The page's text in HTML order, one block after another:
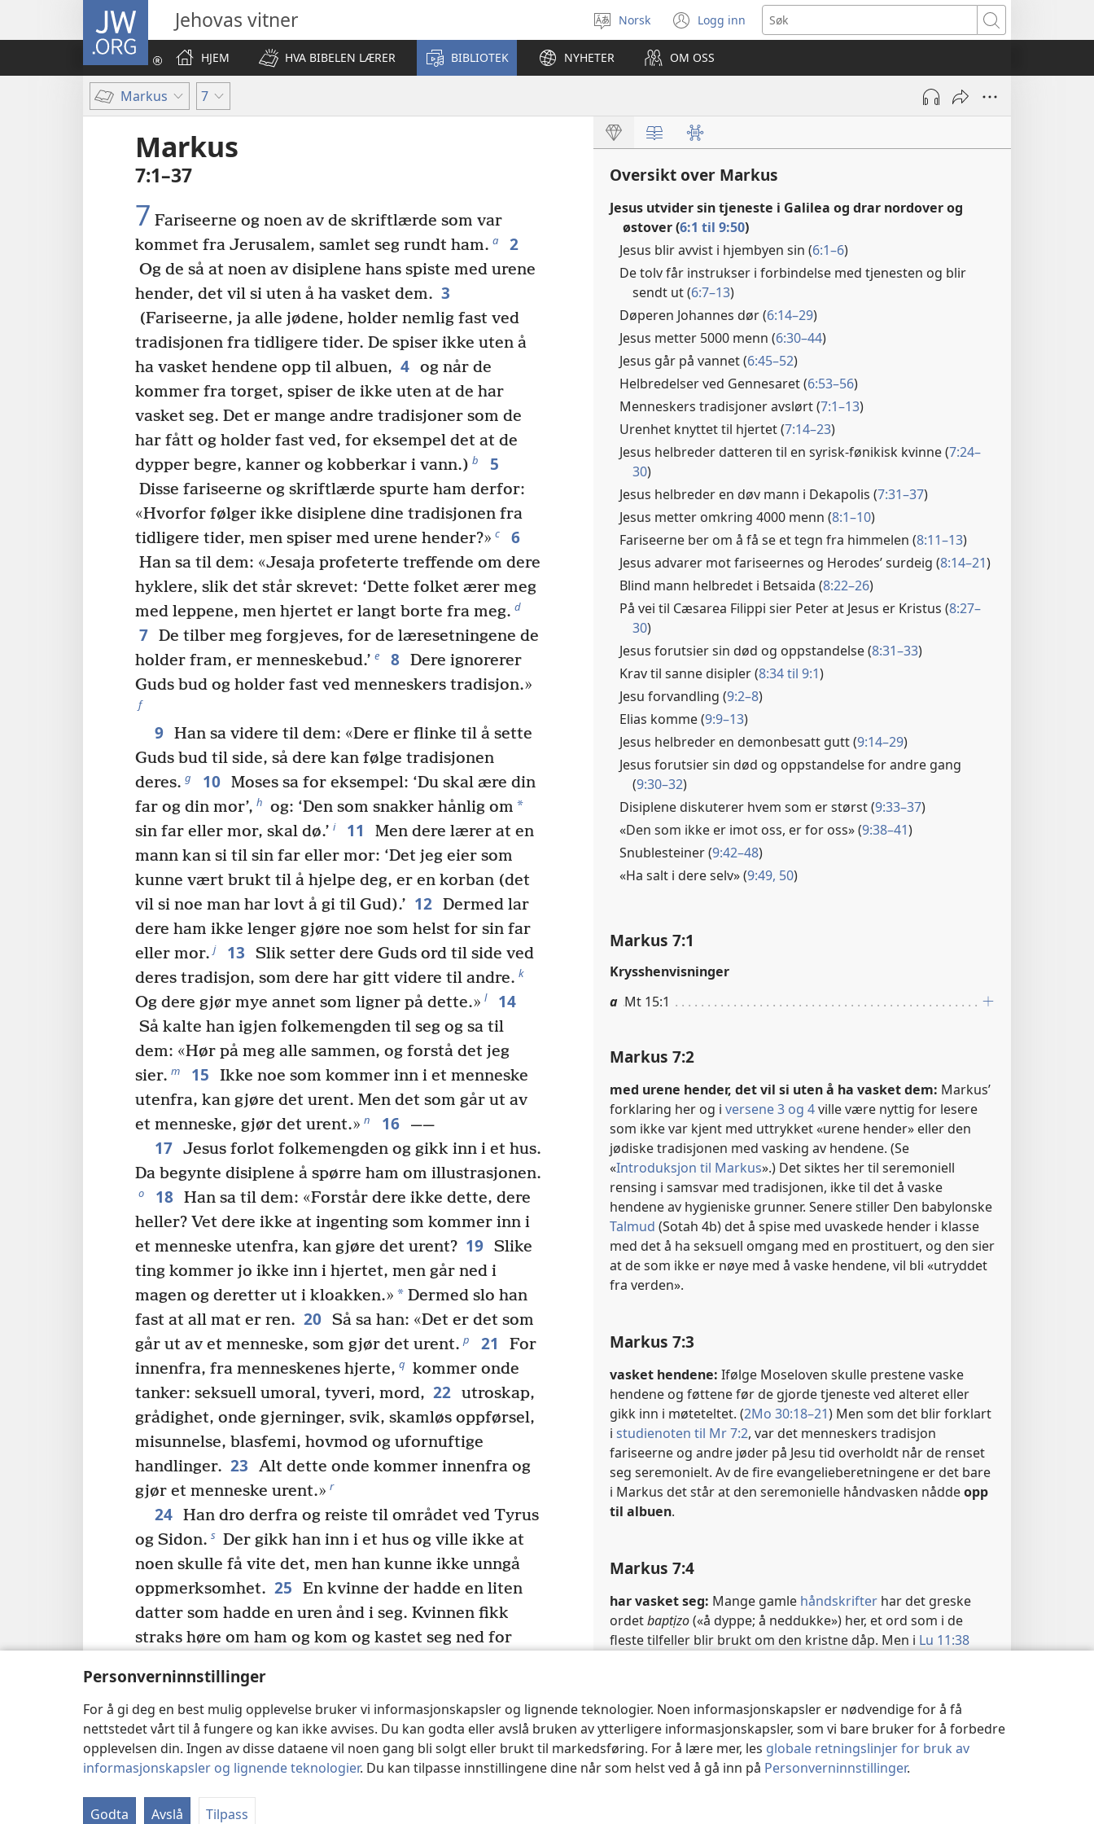
Personverninnstillinger
For å gi deg en best mulig opplevelse bruker vi informasjonskapsler og lignende teknologier. Noen informasjonskapsler er nødvendige for å få
nettstedet vårt til å fungere og kan ikke avvises. Du kan godta eller avslå bruken av ytterligere informasjonskapsler, som vi bare bruker for å forbedre
opplevelsen din. Ingen av disse dataene vil noen gang bli solgt eller brukt til markedsføring. For å lære mer, les globale retningslinjer for bruk av
informasjonskapsler og lignende teknologier. Du kan tilpasse innstillingene dine når som helst ved å gå inn på Personverninnstillinger.
Godta Avslå Tilpass
JW.ORG Jehovas vitner
Velg
språk
Norsk Logg inn
(åpner
nytt
vindu)
Søk
HJEM
HVA BIBELEN LÆRER BIBLIOTEK NYHETER OM OSS
Markus 7
Markus
7:1–37
7 Fariseerne og noen av de skriftlærde som var
kommet fra Jerusalem, samlet seg rundt ham. a 2
Og de så at noen av disiplene hans spiste med urene
hender, det vil si uten å ha vasket dem. 3
(Fariseerne, ja alle jødene, holder nemlig fast ved
tradisjonen fra tidligere tider. De spiser ikke uten å
ha vasket hendene opp til albuen, 4 og når de
kommer fra torget, spiser de ikke uten at de har
vasket seg. Det er mange andre tradisjoner som de
har fått og holder fast ved, for eksempel det at de
dypper begre, kanner og kobberkar i vann.) b 5
Disse fariseerne og skriftlærde spurte ham derfor:
«Hvorfor følger ikke disiplene dine tradisjonen fra
tidligere tider, men spiser med urene hender?» c 6
Han sa til dem: «Jesaja profeterte treffende om dere
hyklere, slik det står skrevet: ‘Dette folket ærer meg
med leppene, men hjertet er langt borte fra meg. d
7 De tilber meg forgjeves, for de læresetningene de
holder fram, er menneskebud.’ e 8 Dere ignorerer
Guds bud og holder fast ved menneskers tradisjon.»
f
9 Han sa videre til dem: «Dere er flinke til å sette
Guds bud til side, så dere kan følge tradisjonen
deres. g 10 Moses sa for eksempel: ‘Du skal ære din
far og din mor’, h og: ‘Den som snakker hånlig om *
sin far eller mor, skal dø.’ i 11
Men dere lærer at en
mann kan si til sin far eller mor: ‘Det jeg eier som
kunne vært brukt til å hjelpe deg, er en korban (det
vil si noe man har lovt å gi til Gud).’ 12 Dermed lar
dere ham ikke lenger gjøre noe som helst for sin far
eller mor. j 13
Slik setter dere Guds ord til side ved
deres tradisjon, som dere har gitt videre til andre. k
Og dere gjør mye annet som ligner på dette.» l 14
Så kalte han igjen folkemengden til seg og sa til
dem: «Hør på meg alle sammen, og forstå det jeg
sier. m 15
Ikke noe som kommer inn i et menneske
utenfra, kan gjøre det urent. Men det som går ut av
et menneske, gjør det urent.» n 16 ——
17 Jesus forlot folkemengden og gikk inn i et hus.
Da begynte disiplene å spørre ham om illustrasjonen.
o 18 Han sa til dem: «Forstår dere ikke dette, dere
heller? Vet dere ikke at ingenting som kommer inn i
et menneske utenfra, kan gjøre det urent? 19 Slike
ting kommer jo ikke inn i hjertet, men går ned i
magen og deretter ut i kloakken.» * Dermed slo han
fast at all mat er ren. 20 Så sa han: «Det er det som
går ut av et menneske, som gjør det urent. p 21
For
innenfra, fra menneskenes hjerte, q kommer onde
tanker: seksuell umoral, tyveri, mord, 22 utroskap,
grådighet, onde gjerninger, svik, skamløs oppførsel,
misunnelse, blasfemi, hovmod og ufornuftige
handlinger. 23
Alt dette onde kommer innenfra og
gjør et menneske urent.» r
24 Han dro derfra og reiste til området ved Tyrus
og Sidon. s Der gikk han inn i et hus og ville ikke at
noen skulle få vite det, men han kunne ikke unngå
oppmerksomhet. 25
En kvinne der hadde en liten
datter som hadde en uren ånd i seg. Kvinnen fikk
straks høre om ham og kom og kastet seg ned for
nasjonalitet, og hun ba ham gang på gang om å drive
ut demonen av datteren hennes. 27 Men han sa til
henne: «La først barna bli mette, for det er ikke
riktig å ta brødet fra barna og kaste det til
herre, men hundevalpene under bordet spiser jo av
Oversikt over Markus
Jesus utvider sin tjeneste i Galilea og drar nordover og
østover (6:1 til 9:50)
Jesus blir avvist i hjembyen sin (6:1–6)
De tolv får instrukser i forbindelse med tjenesten og blir
sendt ut (6:7–13)
Døperen Johannes dør (6:14–29)
Jesus metter 5000 menn (6:30–44)
Jesus går på vannet (6:45–52)
Helbredelser ved Gennesaret (6:53–56)
Menneskers tradisjoner avslørt (7:1–13)
Urenhet knyttet til hjertet (7:14–23)
Jesus helbreder datteren til en syrisk-fønikisk kvinne (7:24–
30)
Jesus helbreder en døv mann i Dekapolis (7:31–37)
Jesus metter omkring 4000 menn (8:1–10)
Fariseerne ber om å få se et tegn fra himmelen (8:11–13)
Jesus advarer mot fariseernes og Herodes’ surdeig (8:14–21)
Blind mann helbredet i Betsaida (8:22–26)
På vei til Cæsarea Filippi sier Peter at Jesus er Kristus (8:27–
30)
Jesus forutsier sin død og oppstandelse (8:31–33)
Krav til sanne disipler (8:34 til 9:1)
Jesu forvandling (9:2–8)
Elias komme (9:9–13)
Jesus helbreder en demonbesatt gutt (9:14–29)
Jesus forutsier sin død og oppstandelse for andre gang
(9:30–32)
Disiplene diskuterer hvem som er størst (9:33–37)
«Den som ikke er imot oss, er for oss» (9:38–41)
Snublesteiner (9:42–48)
«Ha salt i dere selv» (9:49, 50)
Markus 7:1
Krysshenvisninger
a Mt 15:1
Markus 7:2
med urene hender, det vil si uten å ha vasket dem: Markus’
forklaring her og i versene 3 og 4ville være nyttig for lesere
som ikke var kjent med uttrykket «urene hender» eller den
jødiske tradisjonen med vasking av hendene. (Se
«Introduksjon til Markus».) Det siktes her til seremoniell
rensing i samsvar med tradisjonen, ikke til det å vaske
hendene av hygieniske grunner. Senere stiller Den babylonske
Talmud (Sotah 4b) det å spise med uvaskede hender i klasse
med det å ha seksuell omgang med en prostituert, og den sier
at de som ikke er nøye med å vaske hendene, vil bli «utryddet
fra verden».
Markus 7:3
vasket hendene: Ifølge Moseloven skulle prestene vaske
hendene og føttene før de gjorde tjeneste ved alteret eller
gikk inn i møteteltet. (2Mo 30:18–21) Men som det blir forklart
i studienoten til Mr 7:2, var det menneskers tradisjon
fariseerne og andre jøder på Jesu tid overholdt når de renset
seg seremonielt. Av de fire evangelieberetningene er det bare
i Markus det står at den seremonielle håndvasken nåddeopp
til albuen.
Markus 7:4
har vasket seg: Mange gamle håndskrifter har det greske
ordetbaptịzo(«å dyppe; å neddukke») her, et ord som i de
fleste tilfeller blir brukt om den kristne dåp. Men i Lu 11:38
betyr «å stenke; å rense ved stenking». (He 9:13,19,21, 22
Uansett hvilke håndskrifter man baserer seg på, er den
generelle meningen den samme: Gudfryktige jøder spiste ikke
uten at de på en eller annen måte hadde renset seg